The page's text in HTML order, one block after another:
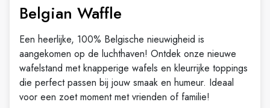
Belgian Waffle
Een heerlijke, 100% Belgische nieuwigheid is
aangekomen op de luchthaven! Ontdek onze nieuwe
wafelstand met knapperige wafels en kleurrijke toppings
die perfect passen bij jouw smaak en humeur. Ideaal
voor een zoet moment met vrienden of familie!